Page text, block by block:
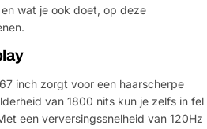
wat je ook doet, op deze
inch zorgt voor een haarscherpe
van 1800 nits kun je zelfs in fel
een verversingssnelheid van 120Hz